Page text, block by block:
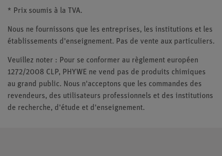
* Prix soumis à la TVA.
Nous ne fournissons que les entreprises, les institutions et les
établissements d'enseignement. Pas de vente aux particuliers.
Veuillez noter : Pour se conformer au règlement européen
1272/2008 CLP, PHYWE ne vend pas de produits chimiques
au grand public. Nous n'acceptons que les commandes des
revendeurs, des utilisateurs professionnels et des institutions
de recherche, d'étude et d'enseignement.